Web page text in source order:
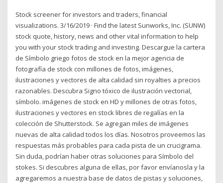
Stock screener for investors and traders, financial
visualizations. 3/16/2019 · Find the latest Sunworks, Inc. (SUNW)
stock quote, history, news and other vital information to help
you with your stock trading and investing. Descargue la cartera
de Símbolo griego fotos de stock en la mejor agencia de
fotografía de stock con millones de fotos, imágenes,
ilustraciones y vectores de alta calidad sin royalties a precios
razonables. Descubra Signo tóxico de ilustración vectorial,
símbolo. imágenes de stock en HD y millones de otras fotos,
ilustraciones y vectores en stock libres de regalías en la
colección de Shutterstock. Se agregan miles de imágenes
nuevas de alta calidad todos los días. Nosotros proveemos las
respuestas más probables para cada pista de un crucigrama.
Sin duda, podrían haber otras soluciones para Símbolo del
stokes. Si descubres alguna de ellas, por favor envíanosla y la
agregaremos a nuestra base de datos de pistas y soluciones,